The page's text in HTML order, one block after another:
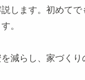
します。初めてで
。
減らし、家づくり